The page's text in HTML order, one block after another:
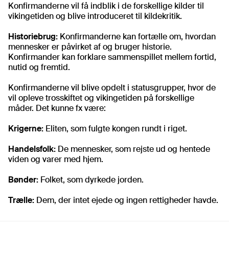
Konfirmanderne vil få indblik i de forskellige kilder til
vikingetiden og blive introduceret til kildekritik.
Historiebrug: Konfirmanderne kan fortælle om, hvordan
mennesker er påvirket af og bruger historie.
Konfirmander kan forklare sammenspillet mellem fortid,
nutid og fremtid.
Konfirmanderne vil blive opdelt i statusgrupper, hvor de
vil opleve trosskiftet og vikingetiden på forskellige
måder. Det kunne fx være:
Krigerne: Eliten, som fulgte kongen rundt i riget.
Handelsfolk: De mennesker, som rejste ud og hentede
viden og varer med hjem.
Bønder: Folket, som dyrkede jorden.
Trælle: Dem, der intet ejede og ingen rettigheder havde.